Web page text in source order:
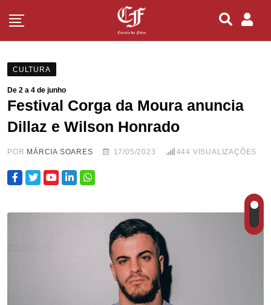
CULTURA
De 2 a 4 de junho
Festival Corga da Moura anuncia
Dillaz e Wilson Honrado
POR MÁRCIA SOARES 17/05/2023 444 VISUALIZAÇÕES